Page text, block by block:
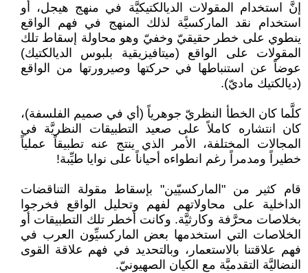
إنَّ استخدام المقولات الديالكتيكيَّة في منهج هيجل، أو
استخدام نقد الماركسيَّة لذلك المنهج في فهم الواقع
ينطوي على خطر حقيقيّ وخفيّ وهو محاولة إسقاط تلك
المقولات على الواقع (ميتافيزيقية بلبوس الديالكتيك)
عوضاً عن استنباطها في حركتها وصيرورتها من الواقع
(ديالكتيك ماديّ).
كلَّما كان الخطأ النظريّ جوهرياً (أي في صميم الفلسفة)،
كان انتشاره كاملاً على صعيد التطبيقات النظريَّة في
المجالات المختلفة، الأمر الذي ينتج عنه تطبيقاً عملياً
خطيراً ومدمراً رغم انطواءه أحياناً على نوايا طيِّبة!
قام كثير من "الماركسيّين" بإسقاط مقولة التناقضات
الداخلية على محاولاتهم لفهم وتحليل الواقع فخرجوا
بخلاصات محرَّفة وكارثيَّة. وكانت أخطر تلك التطبيقات أو
الخلاصات التي استخدمها بعض الماركسيِّون العرب في
فهم علاقتنا بالاستعمار، وبالتحديد في فهم علاقة القوى
النضاليَّة التقدميَّة مع الكيان الصهيونيّ.